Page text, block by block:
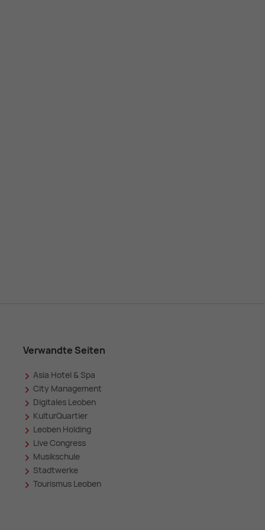
Verwandte Seiten
Asia Hotel & Spa
City Management
Digitales Leoben
KulturQuartier
Leoben Holding
Live Congress
Musikschule
Stadtwerke
Tourismus Leoben